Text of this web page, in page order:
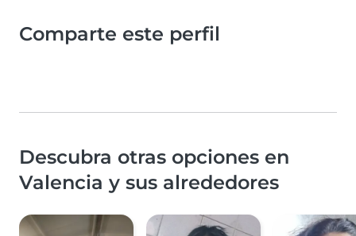
Comparte este perfil
Descubra otras opciones en
Valencia y sus alrededores